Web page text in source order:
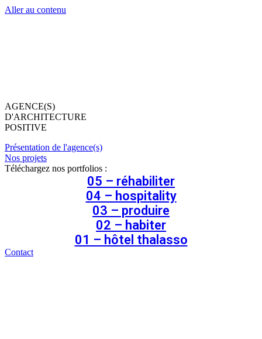
Aller au contenu
AGENCE(S)
D'ARCHITECTURE
POSITIVE
Présentation de l'agence(s)
Nos projets
Téléchargez nos portfolios :
05 – réhabiliter
04 – hospitality
03 – produire
02 – habiter
01 – hôtel thalasso
Contact